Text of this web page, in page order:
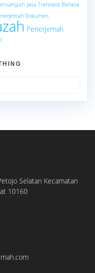
Jasa Translate Bahasa
Dokumen
Penerjemah
Selatan Kecamatan
10160